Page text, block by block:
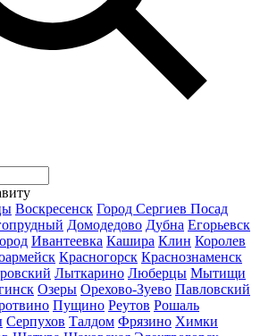
Воскресенск Город Сергиев Посад
Домодедово Дубна Егорьевск
Ивантеевка Кашира Клин Королев
Красногорск Краснознаменск
Лыткарино Люберцы Мытищи
Озеры Орехово-Зуево Павловский
Пущино Реутов Рошаль
Серпухов Талдом Фрязино Химки